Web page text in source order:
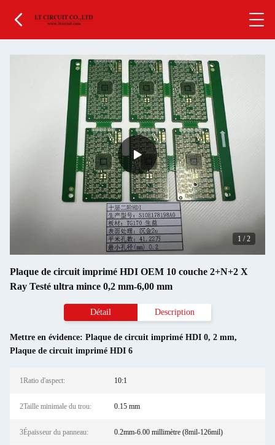
1 /2
Plaque de circuit imprimé HDI OEM 10 couche 2+N+2 X
Ray Testé ultra mince 0,2 mm-6,00 mm
Détail Description
Mettre en évidence: Plaque de circuit imprimé HDI 0, 2 mm,
Plaque de circuit imprimé HDI 6
1Ratio d'aspect: 10:1
2Taille minimale du trou: 0.15 mm
3Épaisseur du panneau: 0.2mm-6.00 millimètre (8mil-126mil)